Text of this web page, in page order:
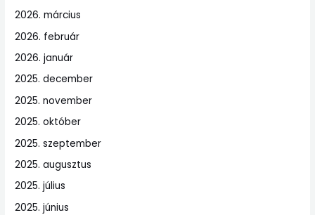
2026. március
2026. február
2026. január
2025. december
2025. november
2025. október
2025. szeptember
2025. augusztus
2025. július
2025. június